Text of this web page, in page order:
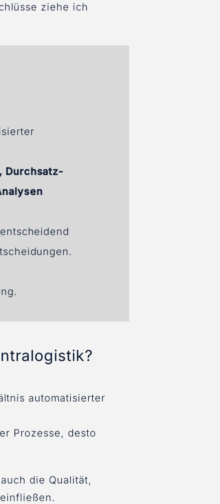
ziehe ich
Durchsatz-
automatisierter
Prozesse, desto
die Qualität,